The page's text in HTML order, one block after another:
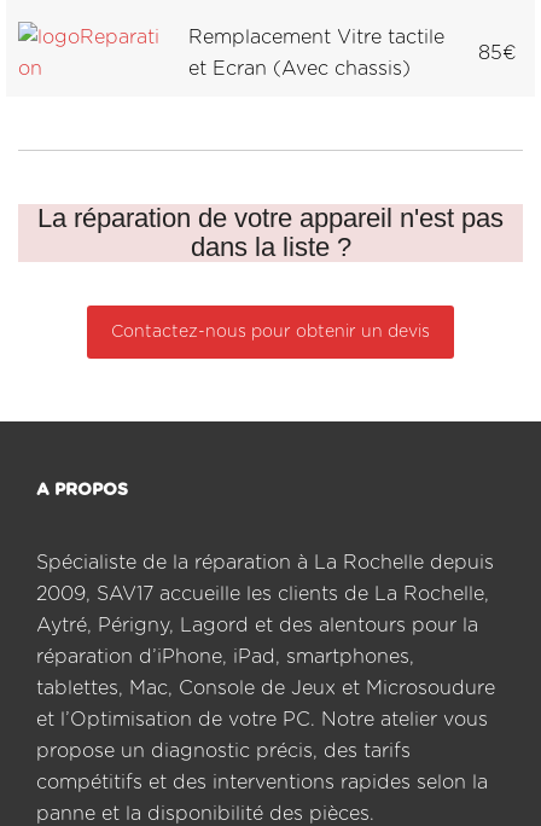
Remplacement Vitre tactile
et Ecran (Avec chassis)
85€
La réparation de votre appareil n'est pas
dans la liste ?
Contactez-nous pour obtenir un devis
A PROPOS
Spécialiste de la réparation à La Rochelle depuis
2009, SAV17 accueille les clients de La Rochelle,
Aytré, Périgny, Lagord et des alentours pour la
réparation d’iPhone, iPad, smartphones,
tablettes, Mac, Console de Jeux et Microsoudure
et l’Optimisation de votre PC. Notre atelier vous
propose un diagnostic précis, des tarifs
compétitifs et des interventions rapides selon la
panne et la disponibilité des pièces.